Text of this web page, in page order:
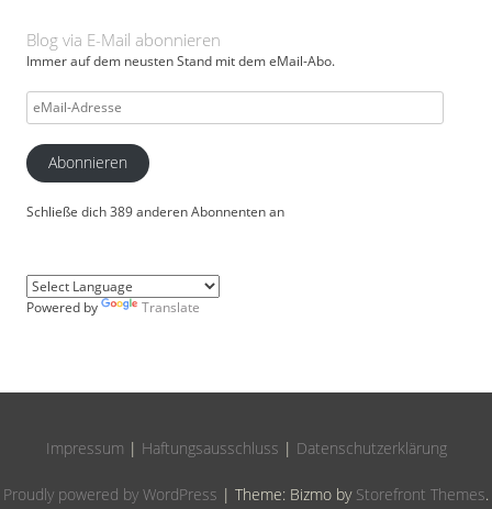
Blog via E-Mail abonnieren
Immer auf dem neusten Stand mit dem eMail-Abo.
eMail-
Adresse
Abonnieren
Schließe dich 389 anderen Abonnenten an
Powered by Translate
Impressum | Haftungsausschluss | Datenschutzerklärung
Proudly powered by WordPress | Theme: Bizmo by Storefront Themes.